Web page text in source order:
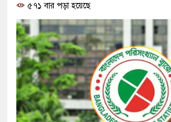
৫৭১ বার পড়া হয়েছে